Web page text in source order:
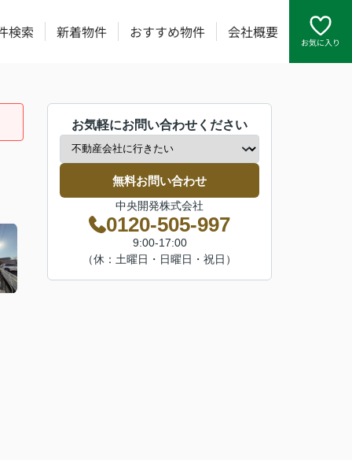
検索 新着物件 おすすめ物件 会社概要
お気に入り
お気軽にお問い合わせください
無料お問い合わせ
中央開発株式会社
0120-505-997
9:00-17:00
（休：土曜日・日曜日・祝日）